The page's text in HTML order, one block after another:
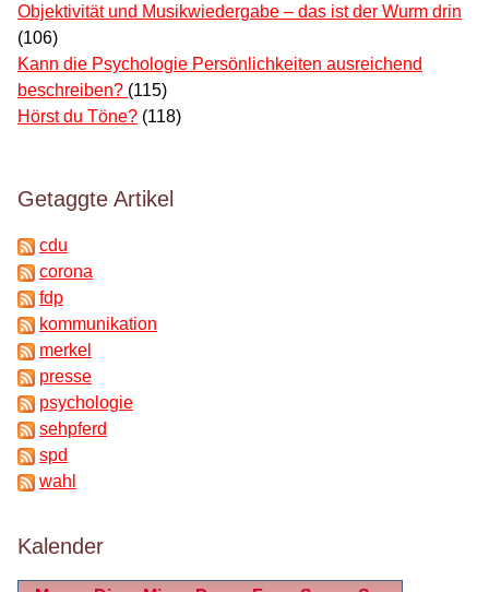
Objektivität und Musikwiedergabe – das ist der Wurm drin
(106)
Kann die Psychologie Persönlichkeiten ausreichend
beschreiben? (115)
Hörst du Töne? (118)
Getaggte Artikel
cdu
corona
fdp
kommunikation
merkel
presse
psychologie
sehpferd
spd
wahl
Kalender